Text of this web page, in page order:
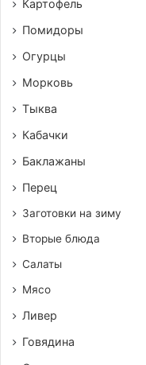
Картофель
Помидоры
Огурцы
Морковь
Тыква
Кабачки
Баклажаны
Перец
Заготовки на зиму
Вторые блюда
Салаты
Мясо
Ливер
Говядина